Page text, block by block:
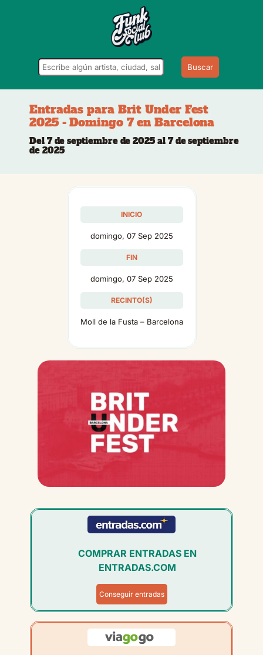
Buscar
Entradas para Brit Under Fest
2025 - Domingo 7 en Barcelona
Del 7 de septiembre de 2025 al 7 de septiembre
de 2025
INICIO
domingo, 07 Sep 2025
FIN
domingo, 07 Sep 2025
RECINTO(S)
Moll de la Fusta – Barcelona
COMPRAR ENTRADAS EN
ENTRADAS.COM
Conseguir entradas